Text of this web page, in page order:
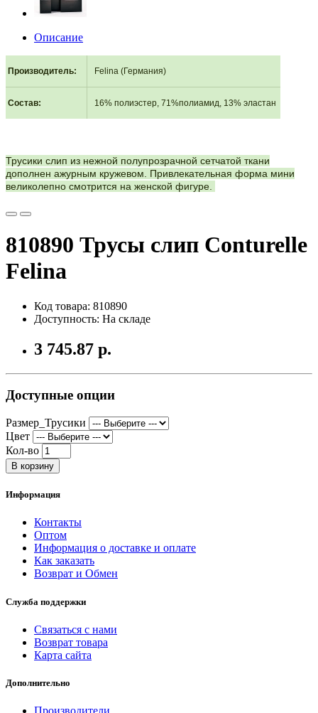
Описание
Производитель: Felina (Германия)
Состав: 16% полиэстер, 71%полиамид, 13% эластан
Трусики слип из нежной полупрозрачной сетчатой ткани
дополнен ажурным кружевом. Привлекательная форма мини
великолепно смотрится на женской фигуре.
810890 Трусы слип Conturelle
Felina
Код товара: 810890
Доступность: На складе
3 745.87 р.
Доступные опции
Размер_Трусики
Цвет
Кол-во
В корзину
Информация
Контакты
Оптом
Информация о доставке и оплате
Как заказать
Возврат и Обмен
Служба поддержки
Связаться с нами
Возврат товара
Карта сайта
Дополнительно